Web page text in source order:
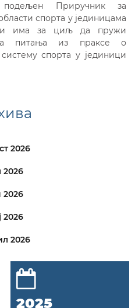
Приручник за
спорта у јединицама
има за циљ да пружи
питања из праксе о
спорта у јединици
2026
2026
2026
2026
2026
2025